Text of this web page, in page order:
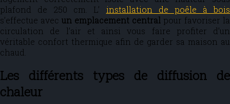
plafond de 250 cm. L’ installation de poêle à bois
s’effectue avec un emplacement central pour favoriser la
circulation de l’air et ainsi vous faire profiter d’un
véritable confort thermique afin de garder sa maison au
chaud.
Les différents types de diffusion de
chaleur